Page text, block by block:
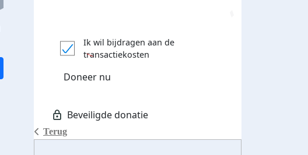
Terug
Ik wil bijdragen aan de
transactiekosten
Doneer nu